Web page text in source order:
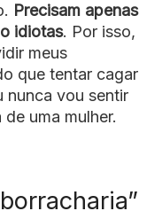
Precisam apenas
idiotas. Por isso,
meus
que tentar cagar
nunca vou sentir
uma mulher.